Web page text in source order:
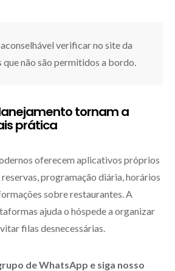
verificar no site da
não são permitidos a bordo.
tornam a
prática
oferecem aplicativos próprios
programação diária, horários
sobre restaurantes. A
ajuda o hóspede a organizar
filas desnecessárias.
de WhatsApp e siga nosso